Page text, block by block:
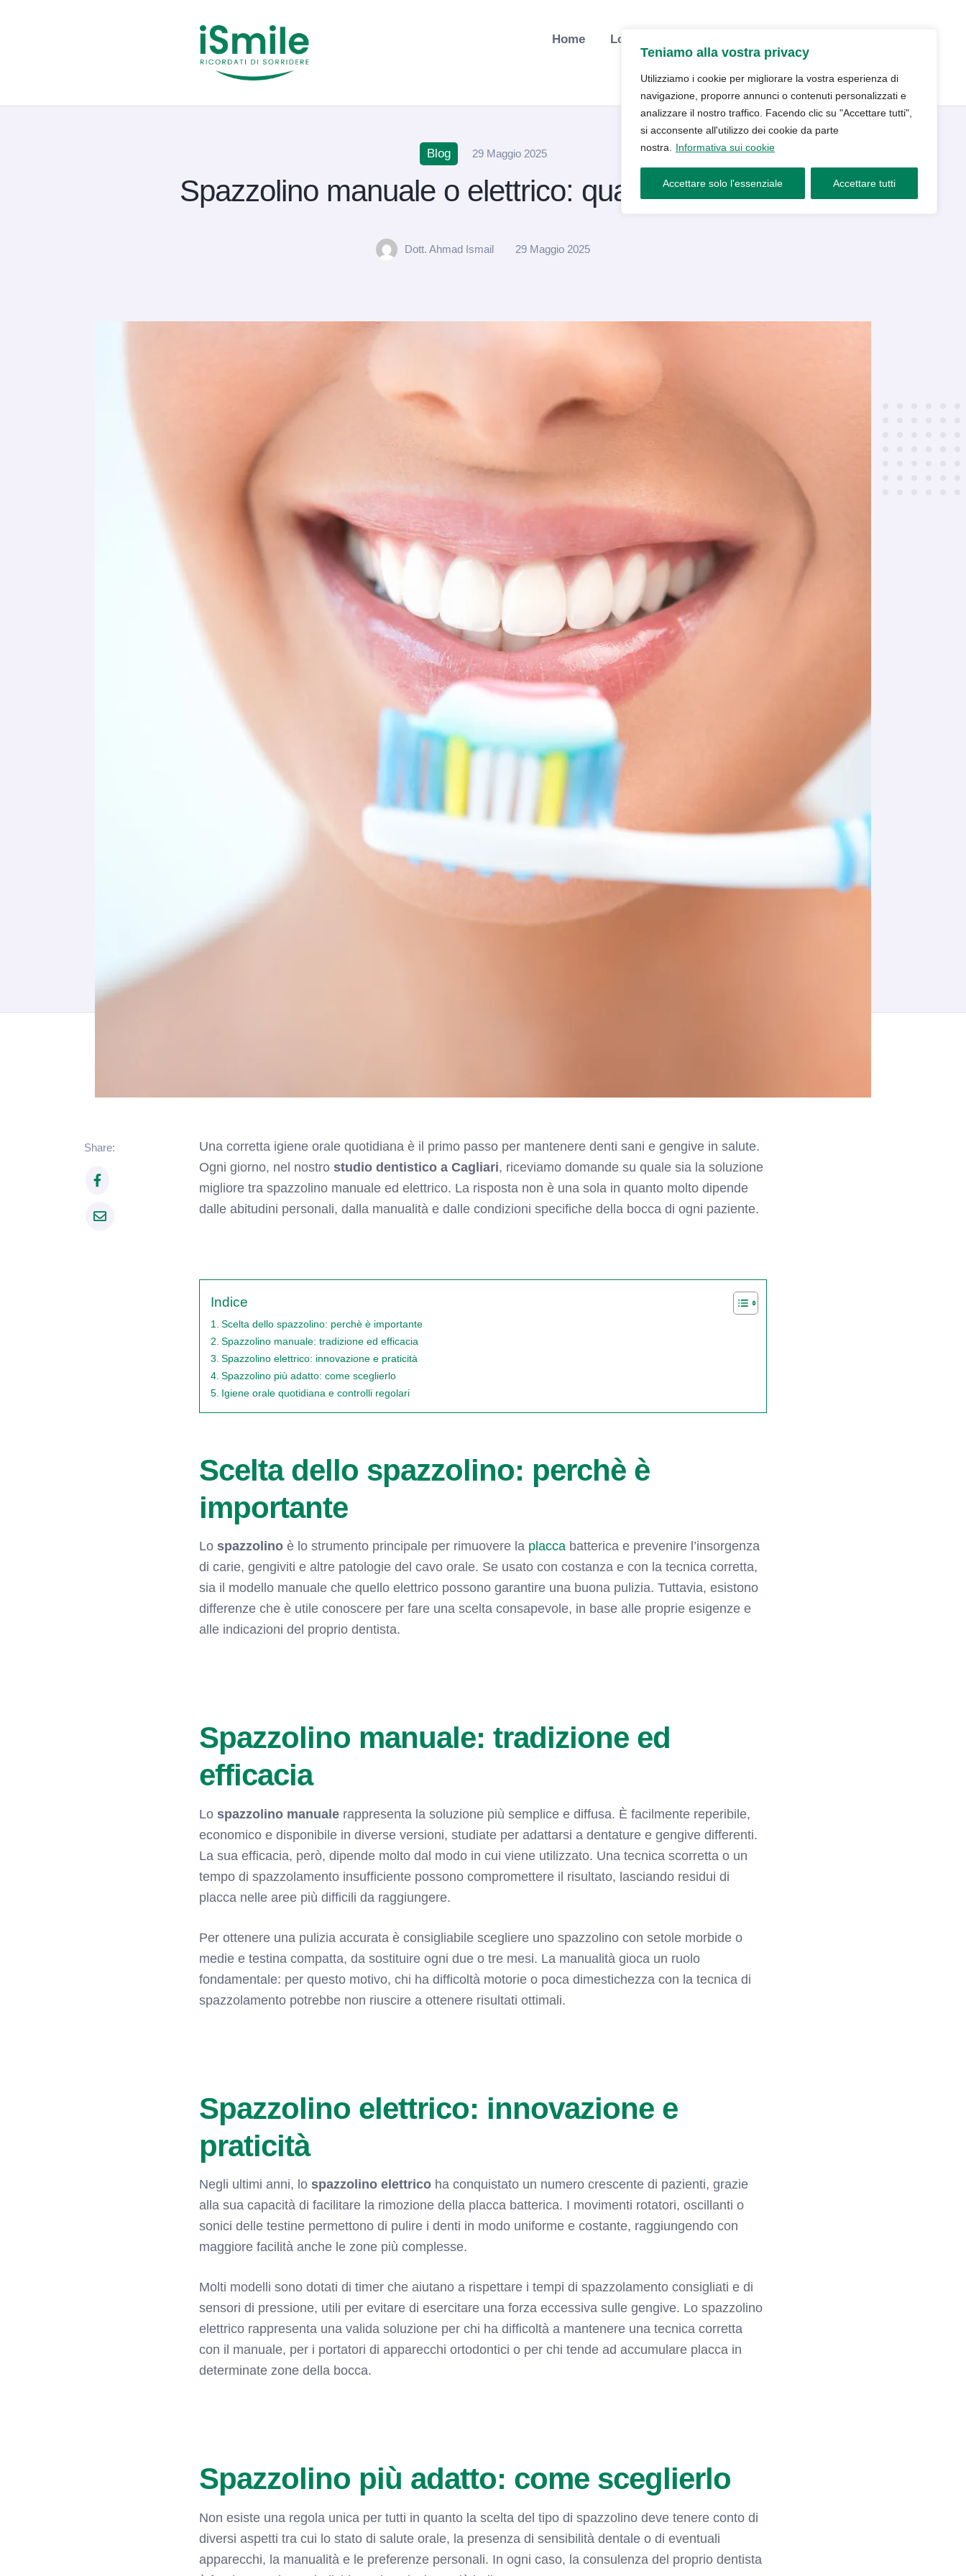
Teniamo alla vostra privacy
Utilizziamo i cookie per migliorare la vostra esperienza di
navigazione, proporre annunci o contenuti personalizzati e
analizzare il nostro traffico. Facendo clic su "Accettare tutti",
si acconsente all'utilizzo dei cookie da parte
nostra.
Informativa sui cookie
Accettare solo l'essenziale Accettare tutti
Home Lo Studio
Blog 29 Maggio 2025
Spazzolino manuale o elettrico: quale scegliere?
Dott. Ahmad Ismail 29 Maggio 2025
Share:
Una corretta igiene orale quotidiana è il primo passo per mantenere denti sani e gengive in salute.
Ogni giorno, nel nostrostudio dentistico a Cagliari, riceviamo domande su quale sia la soluzione
migliore tra spazzolino manuale ed elettrico. La risposta non è una sola in quanto molto dipende
dalle abitudini personali, dalla manualità e dalle condizioni specifiche della bocca di ogni paziente.
Indice
Scelta dello spazzolino: perchè è importante
Spazzolino manuale: tradizione ed efficacia
Spazzolino elettrico: innovazione e praticità
Spazzolino più adatto: come sceglierlo
Igiene orale quotidiana e controlli regolari
Scelta dello spazzolino: perchè è
importante
Lospazzolino è lo strumento principale per rimuovere la placca batterica e prevenire l’insorgenza
di carie, gengiviti e altre patologie del cavo orale. Se usato con costanza e con la tecnica corretta,
sia il modello manuale che quello elettrico possono garantire una buona pulizia. Tuttavia, esistono
differenze che è utile conoscere per fare una scelta consapevole, in base alle proprie esigenze e
alle indicazioni del proprio dentista.
Spazzolino manuale: tradizione ed
efficacia
Lospazzolino manuale rappresenta la soluzione più semplice e diffusa. È facilmente reperibile,
economico e disponibile in diverse versioni, studiate per adattarsi a dentature e gengive differenti.
La sua efficacia, però, dipende molto dal modo in cui viene utilizzato. Una tecnica scorretta o un
tempo di spazzolamento insufficiente possono compromettere il risultato, lasciando residui di
placca nelle aree più difficili da raggiungere.
Per ottenere una pulizia accurata è consigliabile scegliere uno spazzolino con setole morbide o
medie e testina compatta, da sostituire ogni due o tre mesi. La manualità gioca un ruolo
fondamentale: per questo motivo, chi ha difficoltà motorie o poca dimestichezza con la tecnica di
spazzolamento potrebbe non riuscire a ottenere risultati ottimali.
Spazzolino elettrico: innovazione e
praticità
Negli ultimi anni, lospazzolino elettrico ha conquistato un numero crescente di pazienti, grazie
alla sua capacità di facilitare la rimozione della placca batterica. I movimenti rotatori, oscillanti o
sonici delle testine permettono di pulire i denti in modo uniforme e costante, raggiungendo con
maggiore facilità anche le zone più complesse.
Molti modelli sono dotati di timer che aiutano a rispettare i tempi di spazzolamento consigliati e di
sensori di pressione, utili per evitare di esercitare una forza eccessiva sulle gengive. Lo spazzolino
elettrico rappresenta una valida soluzione per chi ha difficoltà a mantenere una tecnica corretta
con il manuale, per i portatori di apparecchi ortodontici o per chi tende ad accumulare placca in
determinate zone della bocca.
Spazzolino più adatto: come sceglierlo
Non esiste una regola unica per tutti in quanto la scelta del tipo di spazzolino deve tenere conto di
diversi aspetti tra cui lo stato di salute orale, la presenza di sensibilità dentale o di eventuali
apparecchi, la manualità e le preferenze personali. In ogni caso, la consulenza del proprio dentista